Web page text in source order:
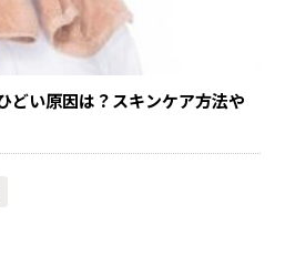
どい原因は？スキンケア方法や